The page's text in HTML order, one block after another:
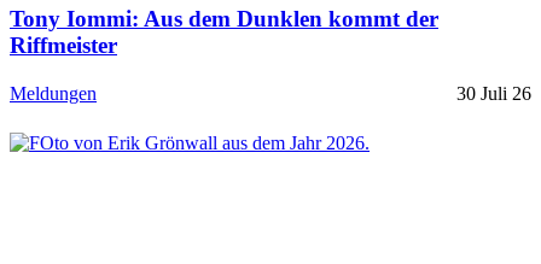
Tony Iommi: Aus dem Dunklen kommt der
Riffmeister
Meldungen 30 Juli 26